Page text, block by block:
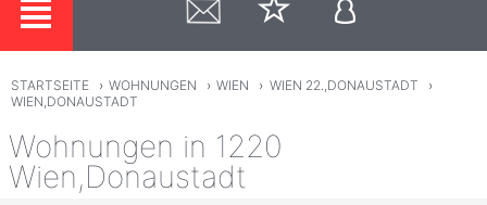
STARTSEITE › WOHNUNGEN › WIEN › WIEN 22.,DONAUSTADT
›
WIEN,DONAUSTADT
Wohnungen in 1220
Wien,Donaustadt